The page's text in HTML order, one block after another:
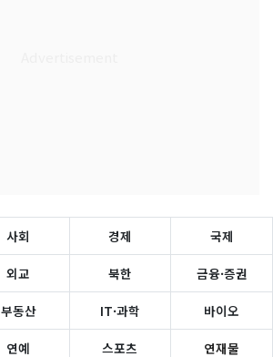
사회 경제 국제
외교 북한 금융·증권
부동산 IT·과학 바이오
연예 스포츠 연재물